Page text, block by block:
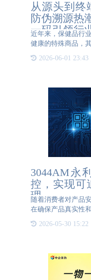
从源头到终
防伪溯源热
一码引领行
近年来，保健品行
健康的特殊商品，
的身体健康。然而
的保健品，给消费
2026-06-01 23:43
3044AM永
控，实现可
理
随着消费者对产品
在确保产品真实性
个背景下，
企业提供了一种全
2026-05-30 15:22